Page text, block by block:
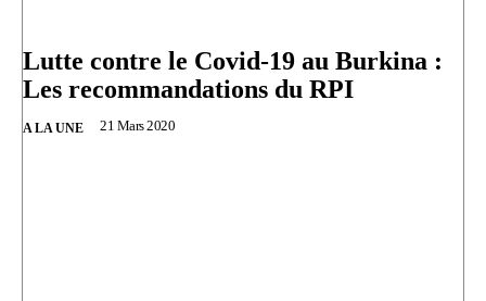
Lutte contre le Covid-19 au Burkina :
Les recommandations du RPI
A LA UNE 21 Mars 2020